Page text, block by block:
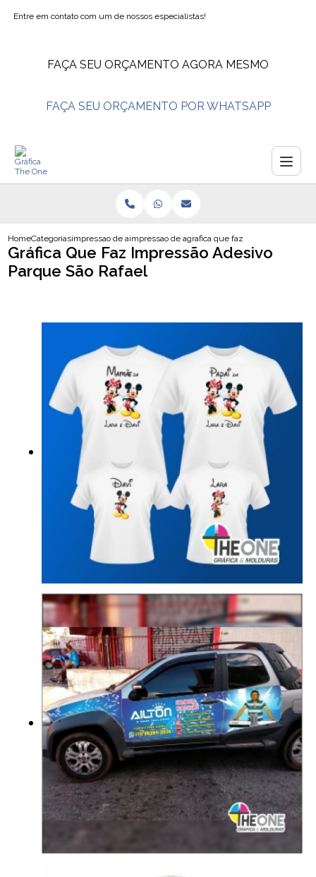
Entre em contato com um de nossos especialistas!
FAÇA SEU ORÇAMENTO AGORA MESMO
FAÇA SEU ORÇAMENTO POR WHATSAPP
HomeCategoriasimpressao de adesivosimpressao de adesivo envelopamento
grafica que faz impressao
Gráfica Que Faz Impressão Adesivo
Parque São Rafael